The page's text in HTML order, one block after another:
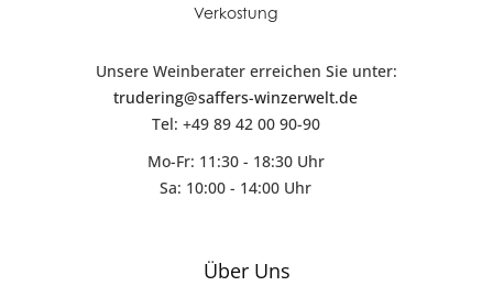
Verkostung
Unsere Weinberater erreichen Sie unter:
trudering@saffers-winzerwelt.de
Tel: +49 89 42 00 90-90
Mo-Fr: 11:30 - 18:30 Uhr
Sa: 10:00 - 14:00 Uhr
Über Uns